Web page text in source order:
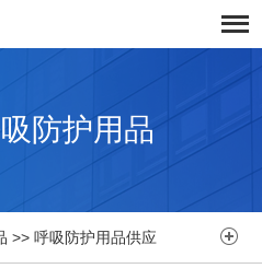
防护用品
>> 呼吸防护用品供应 